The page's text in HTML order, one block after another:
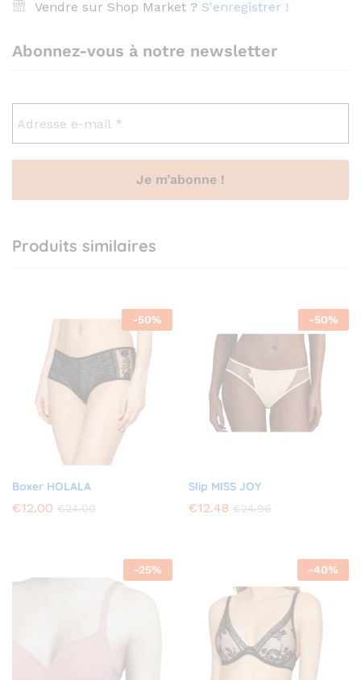
Vendre sur Shop Market ? S'enregistrer !
Abonnez-vous à notre newsletter
Produits similaires
-50%
Boxer HOLALA
€12.00 €24.00
-50%
Slip MISS JOY
€12.48 €24.96
-25% -40%